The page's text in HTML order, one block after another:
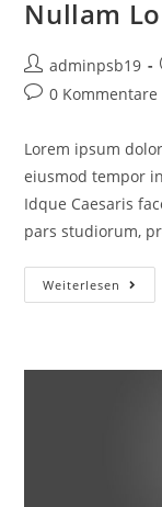
Nullam
Beitrags-
Autor:
adminpsb19
Beitrags-
0 Kommentare
Lorem ipsum
eiusmod tempor
Idque Caesaris
pars studiorum,
Weiterlesen
Lorem